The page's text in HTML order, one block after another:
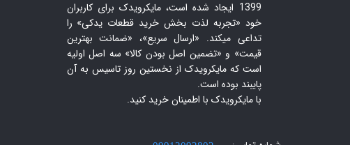
1399 ایجاد شده است، مایکرویدک برای کاربران
خود «تجربه لذت بخش خرید قطعات یدکی» را
تداعی میکند. «ارسال سریع»، «ضمانت بهترین
قیمت» و «تضمین اصل بودن کالا» سه اصل اولیه
است که مایکرویدک از نخستین روز تاسیس به آن
پایبند بوده است.
با مایکرویدک با اطمینان خرید کنید.​​​​​​​